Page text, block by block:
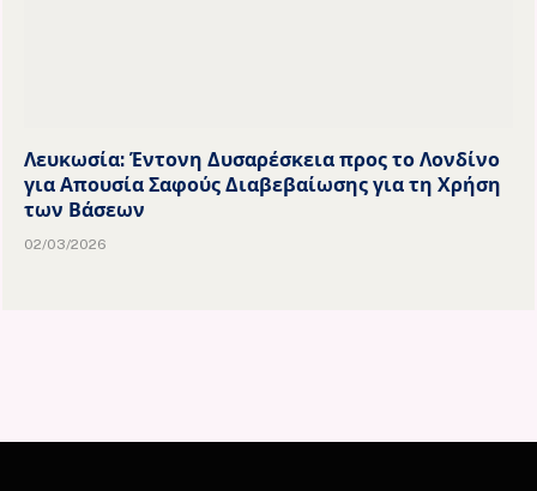
Λευκωσία: Έντονη Δυσαρέσκεια προς το Λονδίνο
για Απουσία Σαφούς Διαβεβαίωσης για τη Χρήση
των Βάσεων
02/03/2026